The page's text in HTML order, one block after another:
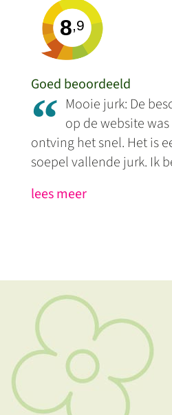
8,9
Goed beoordeeld
“ Mooie jurk: De
op de website
ontving het snel. Het is
soepel vallende jurk. Ik
lees meer